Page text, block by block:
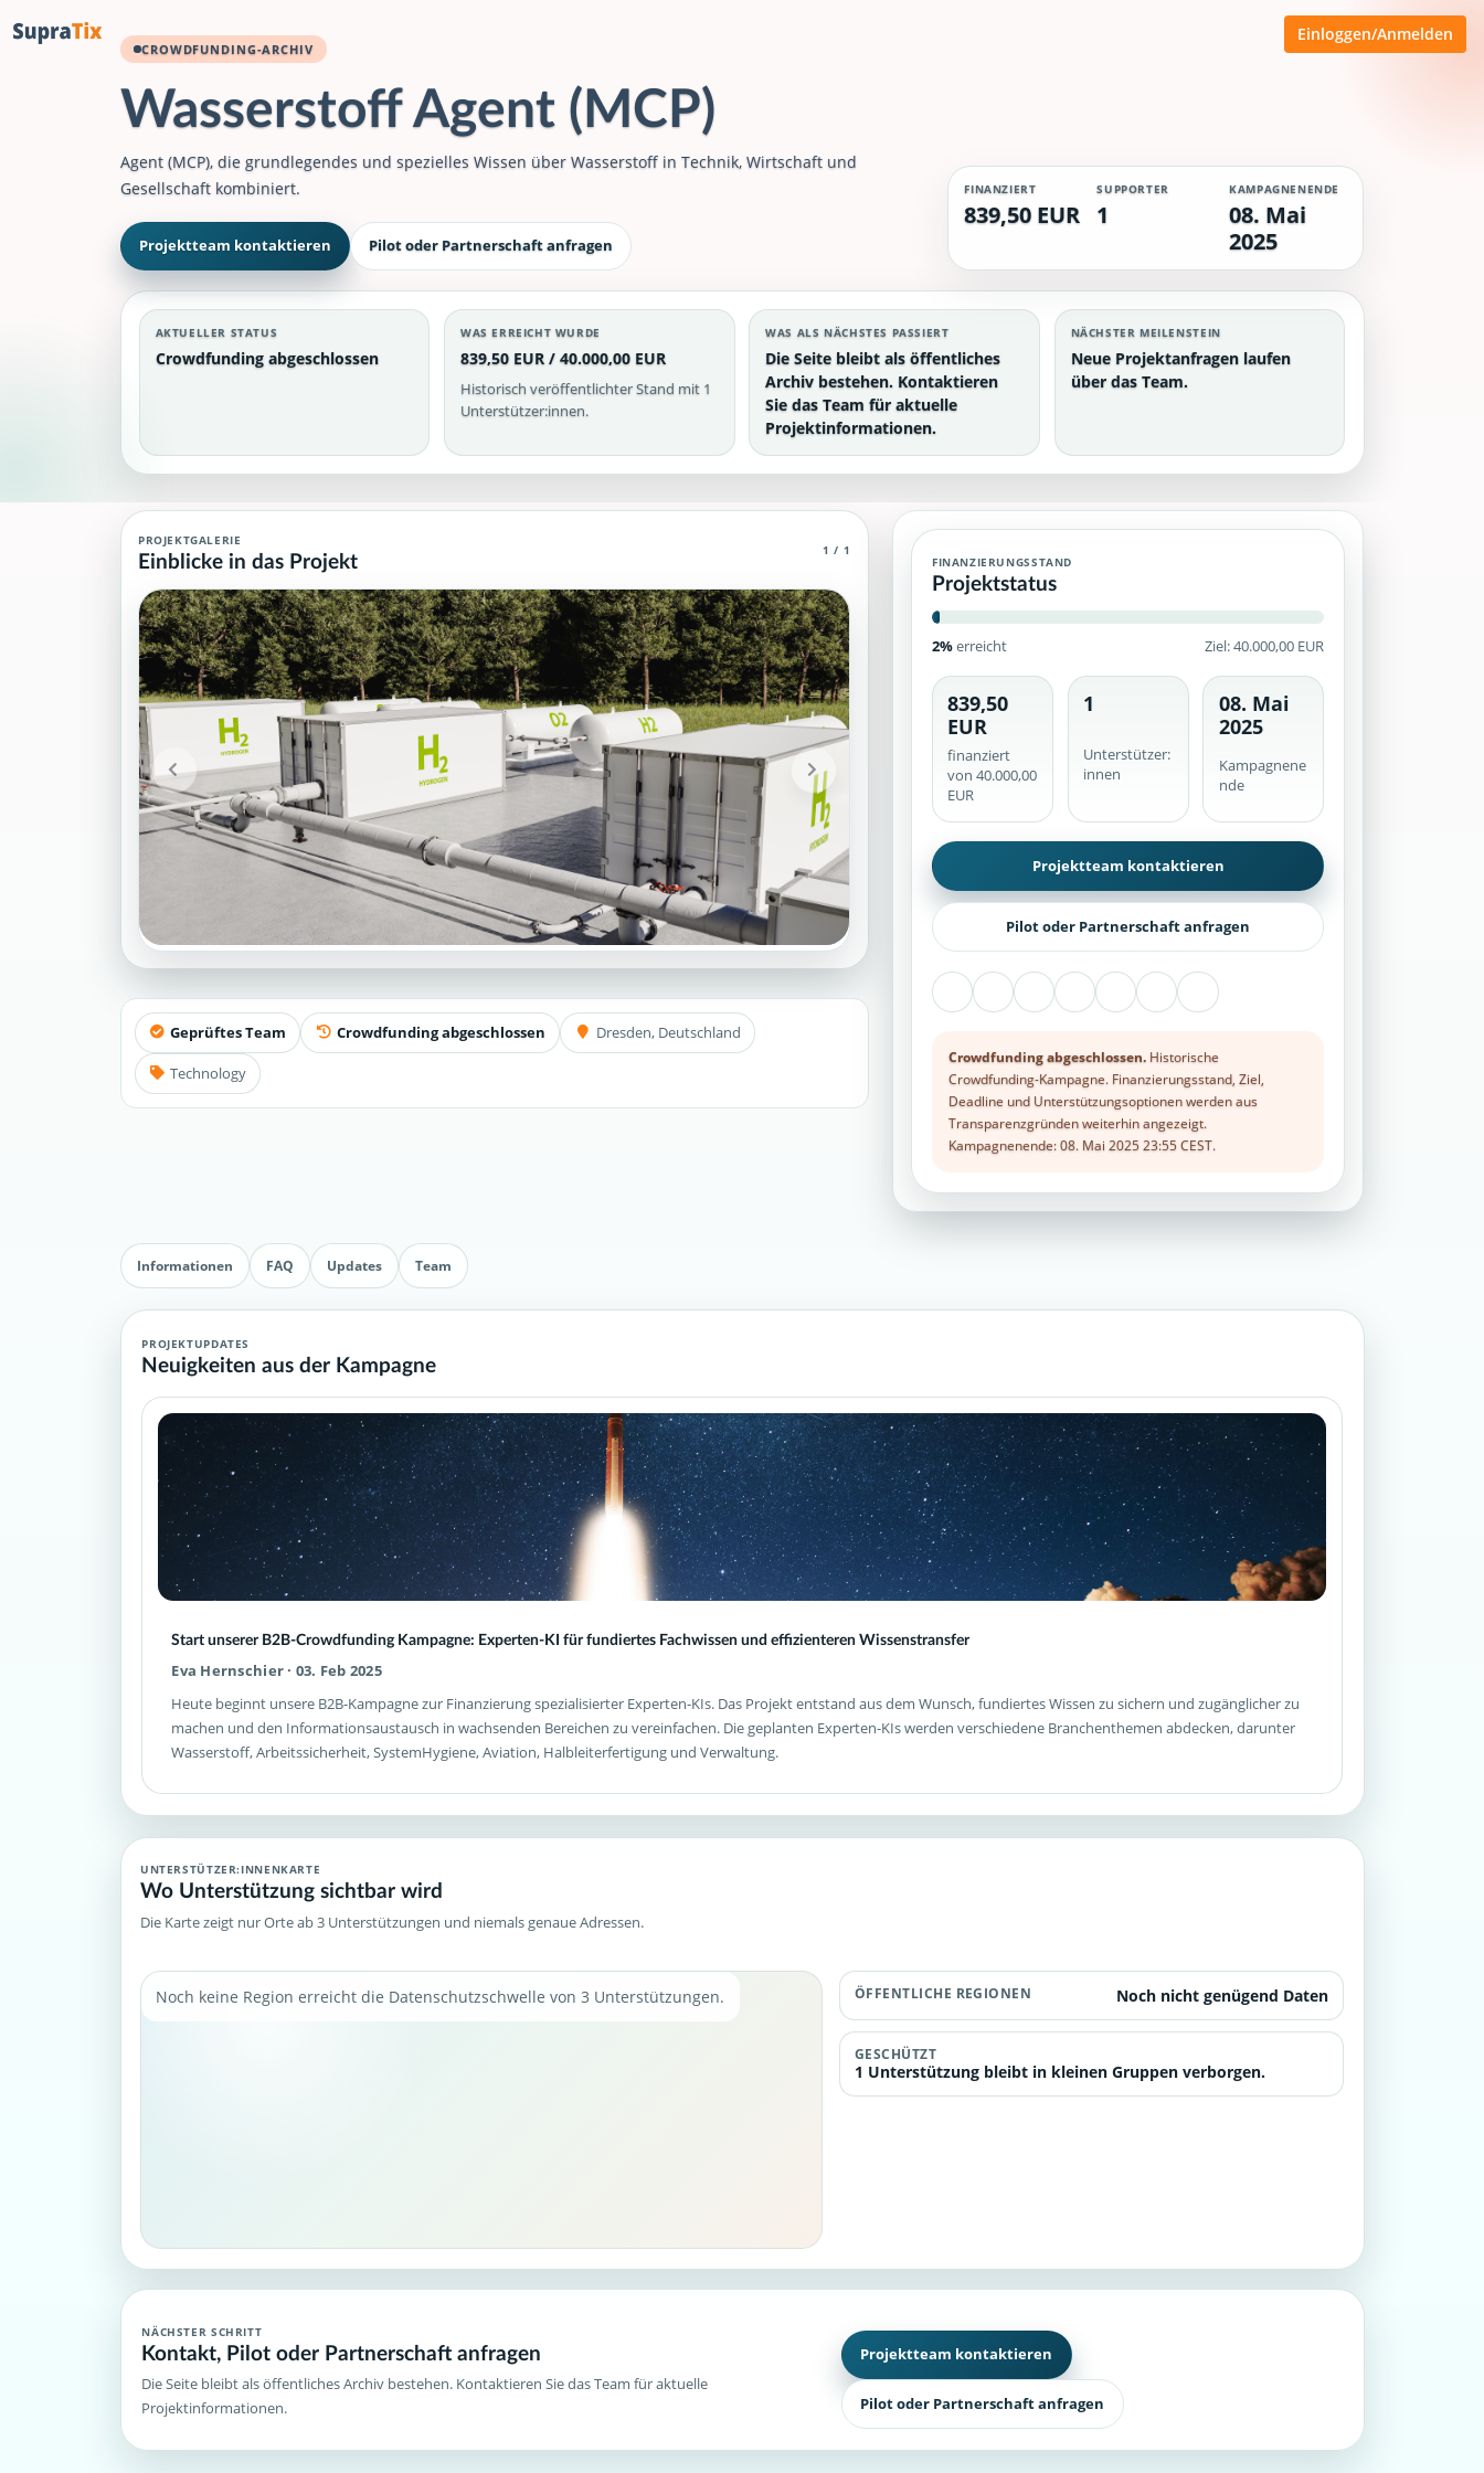
Einloggen/Anmelden
CROWDFUNDING-ARCHIV
Wasserstoff Agent (MCP)
Agent (MCP), die grundlegendes und spezielles Wissen über Wasserstoff in Technik, Wirtschaft und
Gesellschaft kombiniert.
Projektteam kontaktieren Pilot oder Partnerschaft anfragen
FINANZIERT
839,50 EUR
SUPPORTER
1
KAMPAGNENENDE
08. Mai
2025
AKTUELLER STATUS
Crowdfunding abgeschlossen
WAS ERREICHT WURDE
839,50 EUR / 40.000,00 EUR
Historisch veröffentlichter Stand mit 1
Unterstützer:innen.
WAS ALS NÄCHSTES PASSIERT
Die Seite bleibt als öffentliches
Archiv bestehen. Kontaktieren
Sie das Team für aktuelle
Projektinformationen.
NÄCHSTER MEILENSTEIN
Neue Projektanfragen laufen
über das Team.
Wasserstoff Agent (MCP)
Wasserstoff Agent (MCP): öffentliche Projektupdates, Meilensteine und Fortschritte.
Projektteam: SupraTix GmbH.
Historischer Finanzierungsstand: 839,50 EUR von 40.000,00 EUR.
Unterstützer:innen: 1. Erreicht: 2 Prozent.
Historisch veröffentlichte Unterstützungsoptionen: 4.
Öffentliche Updates auf dieser Seite: 1.
Aktiver Seitenabschnitt: updates.
Qualitätssicherung: Kanonische URL, Robots-Angaben, aggregierte Unterstützerinformationen und veröffentlichte Inhaltsbereiche werden serverseitig geprüft.
PROJEKTGALERIE
Einblicke in das Projekt 1 / 1
Geprüftes Team Crowdfunding abgeschlossen Dresden, Deutschland
Technology
FINANZIERUNGSSTAND
Projektstatus
2%erreicht Ziel: 40.000,00 EUR
839,50
EUR
finanziert
von 40.000,00
EUR
1
Unterstützer:
innen
08. Mai
2025
Kampagnene
nde
Projektteam kontaktieren
Pilot oder Partnerschaft anfragen
Crowdfunding abgeschlossen.Historische
Crowdfunding-Kampagne. Finanzierungsstand, Ziel,
Deadline und Unterstützungsoptionen werden aus
Transparenzgründen weiterhin angezeigt.
Kampagnenende: 08. Mai 2025 23:55 CEST.
Informationen FAQ Updates Team
PROJEKTUPDATES
Neuigkeiten aus der Kampagne
Start unserer B2B-Crowdfunding Kampagne: Experten-KI für fundiertes Fachwissen und effizienteren Wissenstransfer
Eva Hernschier · 03. Feb 2025
Heute beginnt unsere B2B-Kampagne zur Finanzierung spezialisierter Experten-KIs. Das Projekt entstand aus dem Wunsch, fundiertes Wissen zu sichern und zugänglicher zu
machen und den Informationsaustausch in wachsenden Bereichen zu vereinfachen. Die geplanten Experten-KIs werden verschiedene Branchenthemen abdecken, darunter
Wasserstoff, Arbeitssicherheit, SystemHygiene, Aviation, Halbleiterfertigung und Verwaltung.
UNTERSTÜTZER:INNENKARTE
Wo Unterstützung sichtbar wird
Die Karte zeigt nur Orte ab 3 Unterstützungen und niemals genaue Adressen.
Noch keine Region erreicht die Datenschutzschwelle von 3 Unterstützungen. ÖFFENTLICHE REGIONEN Noch nicht genügend Daten
GESCHÜTZT
1 Unterstützung bleibt in kleinen Gruppen verborgen.
NÄCHSTER SCHRITT
Kontakt, Pilot oder Partnerschaft anfragen
Die Seite bleibt als öffentliches Archiv bestehen. Kontaktieren Sie das Team für aktuelle
Projektinformationen.
Projektteam kontaktieren
Pilot oder Partnerschaft anfragen